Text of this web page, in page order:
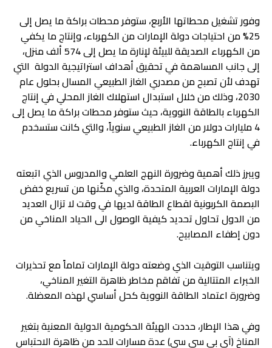
وفور تشغيل محطاتها الأربع، ستوفر محطات براكة ما يصل إلى
25% من احتياجات دولة الإمارات من الكهرباء، وإنتاج ما يكفي
من الكهرباء الصديقة للبيئة لإنارة ما يصل إلى 574 ألف منزل،
إلى جانب المساهمة في تحقيق أهداف استراتيجية الدولة التي
تهدف لأن تصبح من مصدري الغاز الطبيعي المسال بحلول عام
2030، وذلك من خلال استبدال استهلاك الغاز المحلي في إنتاج
الكهرباء بالطاقة النووية، حيث ستوفر محطات براكة ما يصل إلى
4 مليارات دولار من الغاز الطبيعي سنوياً، والتي كانت ستسخدم
في إنتاج الكهرباء.
ويبرز ذلك أهمية وضرورة النهج العلمي والمدروس الذي اتبعته
دولة الإمارات العربية المتحدة، والذي مكّنها من تسريع خفض
البصمة الكربونية لقطاع الطاقة لديها في وقت لا تزال العديد
من الدول تحاول تحديد كيفية الوصول الى الحياد المناخي من
دون إطفاء المصابيح.
ويتناسب التوقيت الذي وضعته دولة الإمارات تماماً مع تحذيرات
الخبراء المتتالية من تفاقم مخاطر ظاهرة التغير المناخي،
وضرورة اعتماد الطاقة النووية كحل أساسي لهذه المعضلة.
وفي هذا الإطار، حددت الهيئة الحكومية الدولية المعنية بتغير
المناخ (آي بي سي سي) عدة مسارات للحد من ظاهرة الاحتباس